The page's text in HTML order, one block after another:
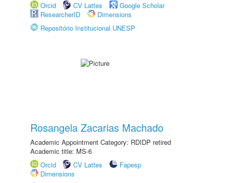
Orcid
CV Lattes
Google Scholar
ResearcherID
Dimensions
Repositório Institucional UNESP
Rosangela Zacarias Machado
Academic Appointment Category: RDIDP retired
Academic title: MS-6
Orcid
CV Lattes
Fapesp
Dimensions